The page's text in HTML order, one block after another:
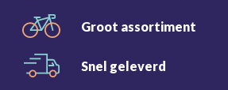
Groot assortiment
Snel geleverd